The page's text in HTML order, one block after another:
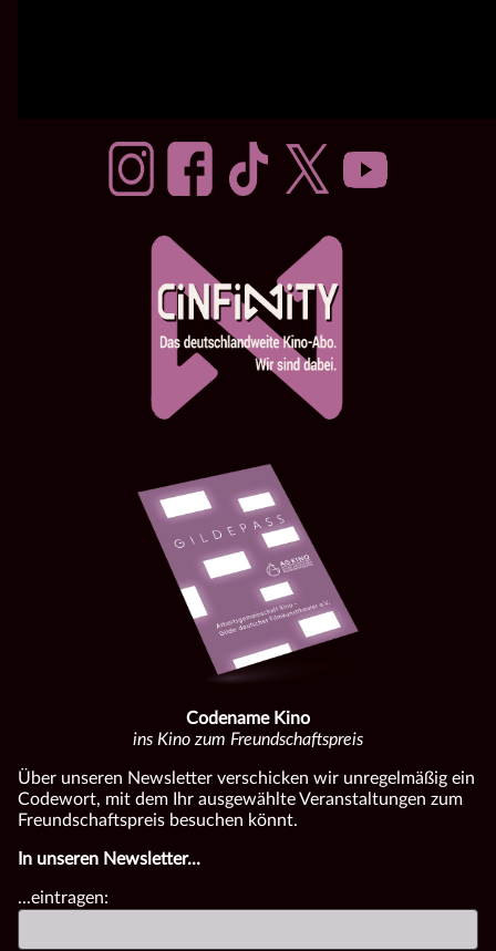
Codename Kino
ins Kino zum Freundschaftspreis
Über unseren Newsletter verschicken wir unregelmäßig ein
Codewort, mit dem Ihr ausgewählte Veranstaltungen zum
Freundschaftspreis besuchen könnt.
In unseren Newsletter...
...eintragen: